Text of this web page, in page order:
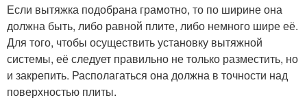
Если вытяжка подобрана грамотно, то по ширине она
должна быть, либо равной плите, либо немного шире её.
Для того, чтобы осуществить установку вытяжной
системы, её следует правильно не только разместить, но
и закрепить. Располагаться она должна в точности над
поверхностью плиты.